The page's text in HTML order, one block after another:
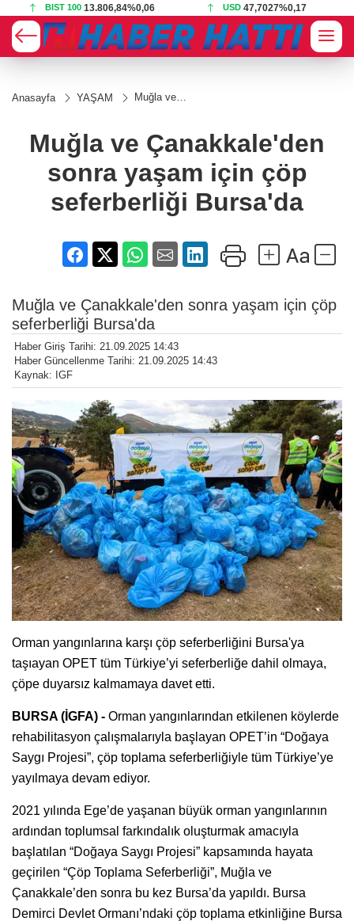
BIST 100 13.806,84%0,06 USD 47,7027%0,17
Anasayfa YAŞAM
Muğla ve
için çöp
seferberliği
Bursa'da
Muğla ve Çanakkale'den
sonra yaşam için çöp
seferberliği Bursa'da
Muğla ve Çanakkale'den sonra yaşam için çöp
seferberliği Bursa'da
Haber Giriş Tarihi: 21.09.2025 14:43
Haber Güncellenme Tarihi: 21.09.2025 14:43
Kaynak: IGF
Orman yangınlarına karşı çöp seferberliğini Bursa'ya
taşıayan OPET tüm Türkiye’yi seferberliğe dahil olmaya,
çöpe duyarsız kalmamaya davet etti.
BURSA (İGFA) - Orman yangınlarından etkilenen köylerde
rehabilitasyon çalışmalarıyla başlayan OPET’in “Doğaya
Saygı Projesi”, çöp toplama seferberliğiyle tüm Türkiye’ye
yayılmaya devam ediyor.
2021 yılında Ege’de yaşanan büyük orman yangınlarının
ardından toplumsal farkındalık oluşturmak amacıyla
başlatılan “Doğaya Saygı Projesi” kapsamında hayata
geçirilen “Çöp Toplama Seferberliği”, Muğla ve
Çanakkale’den sonra bu kez Bursa’da yapıldı. Bursa
Demirci Devlet Ormanı’ndaki çöp toplama etkinliğine Bursa